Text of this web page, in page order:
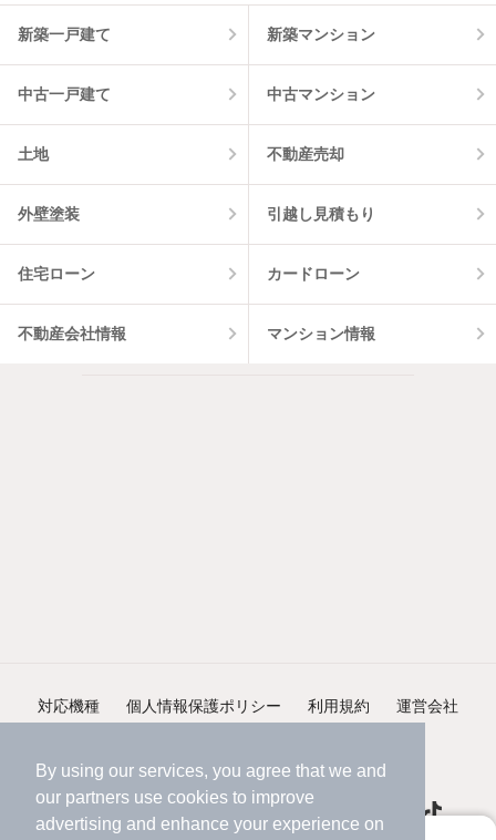
By using our services, you agree that we and
our partners use cookies to improve
advertising and enhance your experience on
7
新築一戸建て 新築マンション
中古一戸建て 中古マンション
土地 不動産売却
外壁塗装 引越し見積もり
住宅ローン カードローン
不動産会社情報 マンション情報
対応機種 個人情報保護ポリシー 利用規約 運営会社